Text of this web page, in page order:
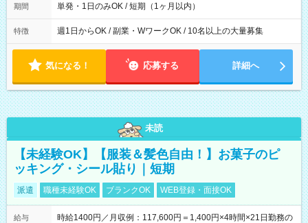
期間 単発・1日のみOK / 短期（1ヶ月以内）
特徴 週1日からOK / 副業・WワークOK / 10名以上の大量募集
気になる！ 応募する 詳細へ
未読
【未経験OK】【服装＆髪色自由！】お菓子のピ
ッキング・シール貼り｜短期
派遣 職種未経験OK ブランクOK WEB登録・面接OK
給与
時給1400円／月収例：117,600円＝1,400円×4時間×21日勤務の